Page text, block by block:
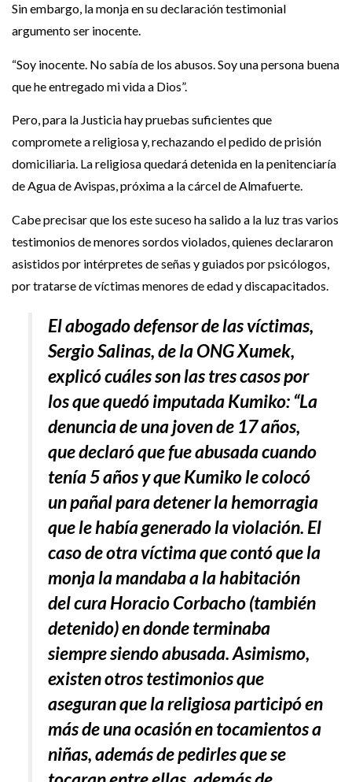
Sin embargo, la monja en su declaración testimonial
argumento ser inocente.
“Soy inocente. No sabía de los abusos. Soy una persona buena
que he entregado mi vida a Dios”.
Pero, para la Justicia hay pruebas suficientes que
compromete a religiosa y, rechazando el pedido de prisión
domiciliaria. La religiosa quedará detenida en la penitenciaría
de Agua de Avispas, próxima a la cárcel de Almafuerte.
Cabe precisar que los este suceso ha salido a la luz tras varios
testimonios de menores sordos violados, quienes declararon
asistidos por intérpretes de señas y guiados por psicólogos,
por tratarse de víctimas menores de edad y discapacitados.
El abogado defensor de las víctimas,
Sergio Salinas, de la ONG Xumek,
explicó cuáles son las tres casos por
los que quedó imputada Kumiko: “La
denuncia de una joven de 17 años,
que declaró que fue abusada cuando
tenía 5 años y que Kumiko le colocó
un pañal para detener la hemorragia
que le había generado la violación. El
caso de otra víctima que contó que la
monja la mandaba a la habitación
del cura Horacio Corbacho (también
detenido) en donde terminaba
siempre siendo abusada. Asimismo,
existen otros testimonios que
aseguran que la religiosa participó en
más de una ocasión en tocamientos a
niñas, además de pedirles que se